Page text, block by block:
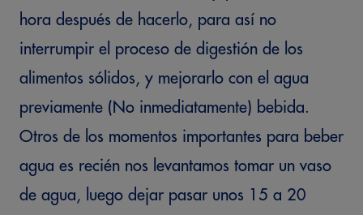
hora después de hacerlo, para así no
interrumpir el proceso de digestión de los
alimentos sólidos, y mejorarlo con el agua
previamente (No inmediatamente) bebida.
Otros de los momentos importantes para beber
agua es recién nos levantamos tomar un vaso
de agua, luego dejar pasar unos 15 a 20